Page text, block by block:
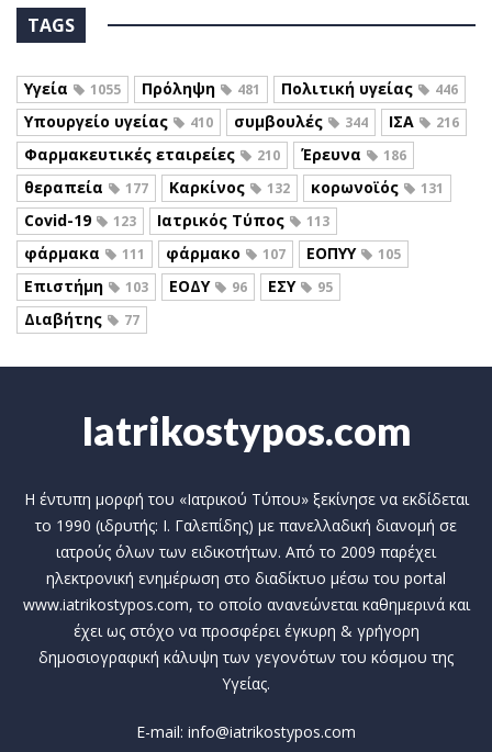
TAGS
Υγεία 1055 Πρόληψη 481 Πολιτική υγείας 446
Υπουργείο υγείας 410 συμβουλές 344 ΙΣΑ 216
Φαρμακευτικές εταιρείες 210 Έρευνα 186
θεραπεία 177 Καρκίνος 132 κορωνοϊός 131
Covid-19 123 Ιατρικός Τύπος 113
φάρμακα 111 φάρμακο 107 ΕΟΠΥΥ 105
Επιστήμη 103 ΕΟΔΥ 96 ΕΣΥ 95
Διαβήτης 77
Iatrikostypos.com
Η έντυπη μορφή του «Ιατρικού Τύπου» ξεκίνησε να εκδίδεται
το 1990 (ιδρυτής: Ι. Γαλεπίδης) με πανελλαδική διανομή σε
ιατρούς όλων των ειδικοτήτων. Από το 2009 παρέχει
ηλεκτρονική ενημέρωση στο διαδίκτυο μέσω του portal
www.iatrikostypos.com, το οποίο ανανεώνεται καθημερινά και
έχει ως στόχο να προσφέρει έγκυρη & γρήγορη
δημοσιογραφική κάλυψη των γεγονότων του κόσμου της
Υγείας.
E-mail: info@iatrikostypos.com